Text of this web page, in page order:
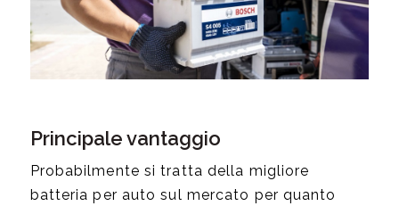
Principale vantaggio
Probabilmente si tratta della migliore
batteria per auto sul mercato per quanto